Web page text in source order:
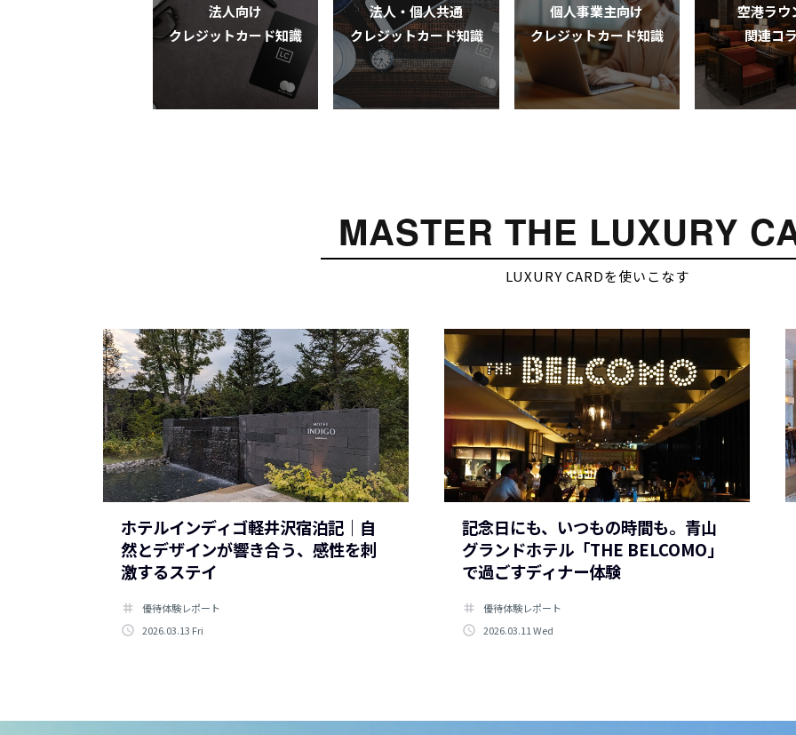
法人向け
クレジットカード知識
法人・個人共通
クレジットカード知識
個人事業主向け
クレジットカード知識
空港ラウ
関連コ
MASTER THE LUXURY
LUXURY CARDを使いこなす
ホテルインディゴ軽井沢宿泊記｜自
然とデザインが響き合う、感性を刺
激するステイ
tag
優待体験レポート
access_time 2026.03.13 Fri
記念日にも、いつもの時間も。青山
グランドホテル「THE BELCOMO」
で過ごすディナー体験
tag
優待体験レポート
access_time 2026.03.11 Wed